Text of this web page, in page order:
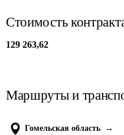
Стоимость
129 263,62
Маршруты и
Гомельская область
→